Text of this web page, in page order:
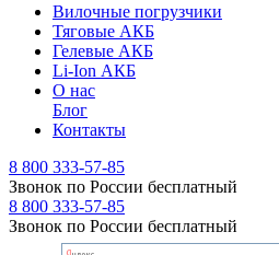
Вилочные погрузчики
Тяговые АКБ
Гелевые АКБ
Li-Ion АКБ
О нас
Блог
Контакты
8 800 333-57-85
Звонок по России бесплатный
8 800 333-57-85
Звонок по России бесплатный